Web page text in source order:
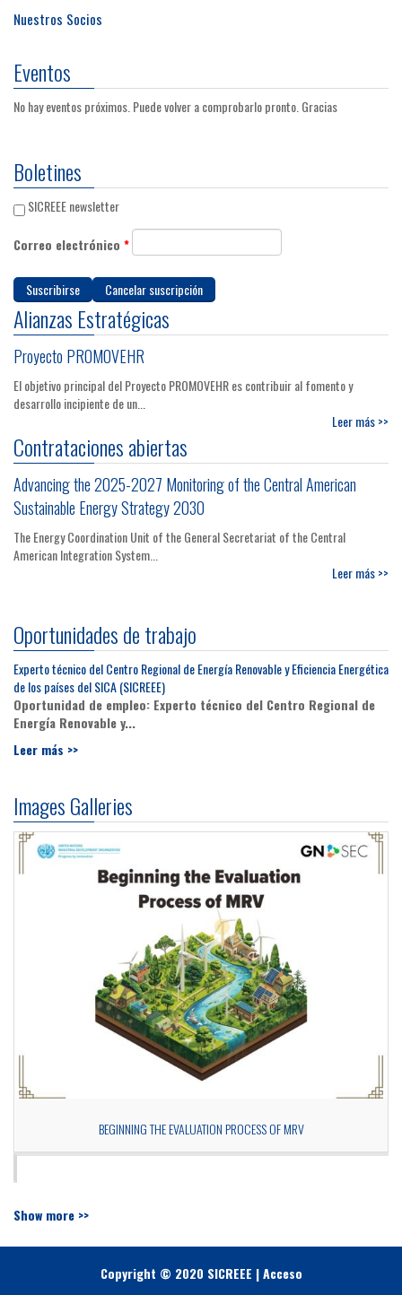
Nuestros Socios
Eventos
No hay eventos próximos. Puede volver a comprobarlo pronto. Gracias
Boletines
SICREEE newsletter
Correo electrónico *
Alianzas Estratégicas
Proyecto PROMOVEHR
El objetivo principal del Proyecto PROMOVEHR es contribuir al fomento y
desarrollo incipiente de un...
Leer más >>
Contrataciones abiertas
Advancing the 2025-2027 Monitoring of the Central American
Sustainable Energy Strategy 2030
The Energy Coordination Unit of the General Secretariat of the Central
American Integration System...
Leer más >>
Oportunidades de trabajo
Experto técnico del Centro Regional de Energía Renovable y Eficiencia Energética
de los países del SICA (SICREEE)
Oportunidad de empleo: Experto técnico del Centro Regional de
Energía Renovable y...
Leer más >>
Images Galleries
BEGINNING THE EVALUATION PROCESS OF MRV
Show more >>
Copyright © 2020 SICREEE |Acceso